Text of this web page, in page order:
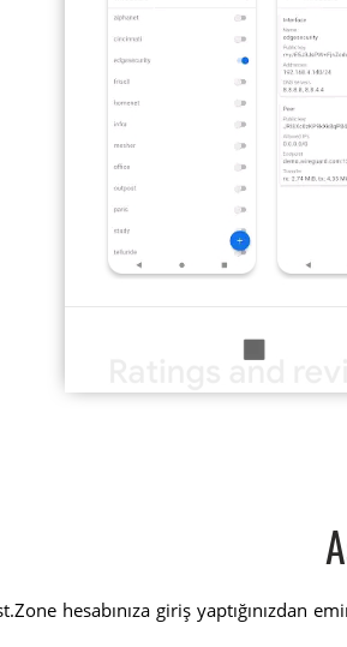
hesabınıza giriş